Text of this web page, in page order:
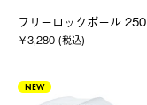
フリーロックポール 250
￥3,280 (税込)
NEW